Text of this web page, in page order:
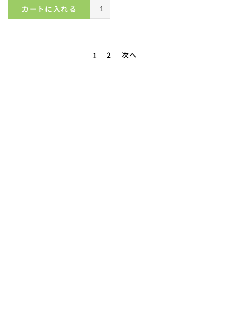
カートに入れる
1 2 次へ